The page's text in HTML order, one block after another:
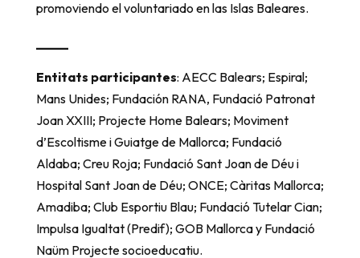
promoviendo el voluntariado en las Islas Baleares.
Entitats participantes: AECC Balears; Espiral;
Mans Unides; Fundación RANA, Fundació Patronat
Joan XXIII; Projecte Home Balears; Moviment
d’Escoltisme i Guiatge de Mallorca; Fundació
Aldaba; Creu Roja; Fundació Sant Joan de Déu i
Hospital Sant Joan de Déu; ONCE; Càritas Mallorca;
Amadiba; Club Esportiu Blau; Fundació Tutelar Cian;
Impulsa Igualtat (Predif); GOB Mallorca y Fundació
Naüm Projecte socioeducatiu.